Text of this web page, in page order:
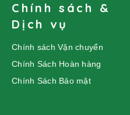
Chính sách &
Dịch vụ
Chính sách Vận chuyển
Chính Sách Hoàn hàng
Chính Sách Bảo mật